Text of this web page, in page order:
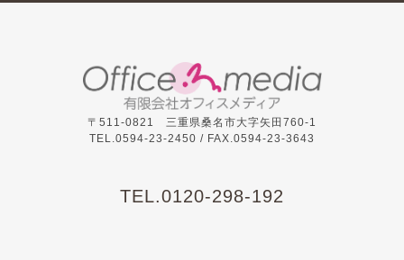
〒511-0821 三重県桑名市大字矢田760-1
TEL.0594-23-2450 / FAX.0594-23-3643
TEL.0120-298-192